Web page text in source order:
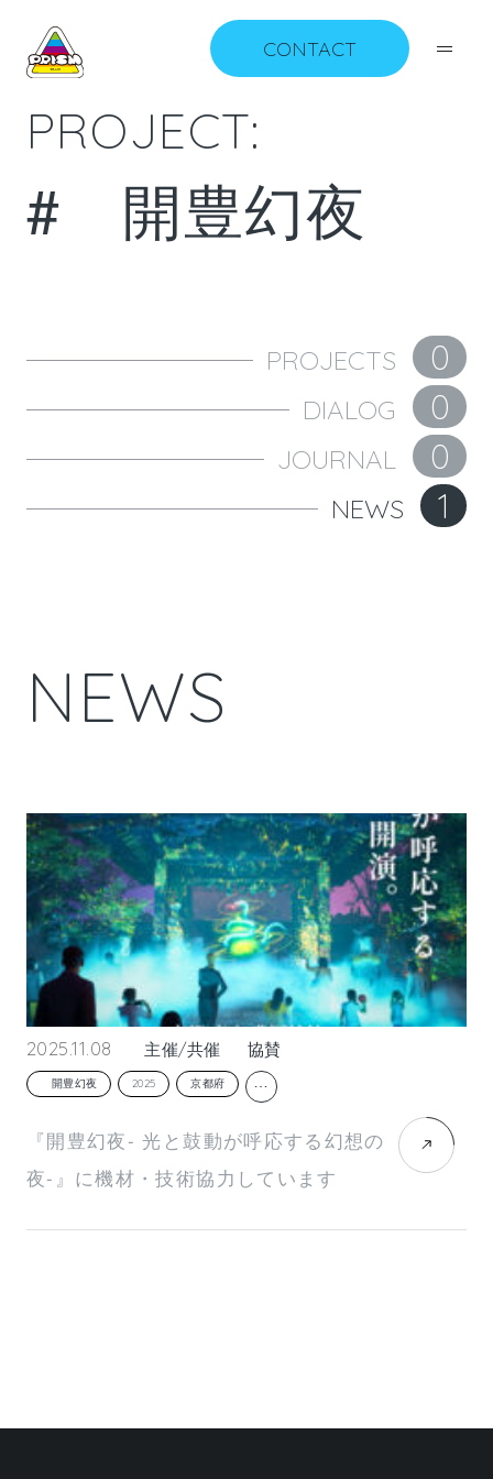
CONTACT
PROJECT:
# 開豊幻夜
PROJECTS 0
DIALOG 0
JOURNAL 0
NEWS 1
NEWS
2025.11.08 主催/共催 協賛
開豊幻夜 2025 京都府 …
『開豊幻夜- 光と鼓動が呼応する幻想の
夜-』に機材・技術協力しています